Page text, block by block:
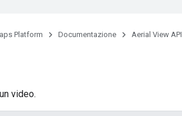
Platform Documentazione Aerial View API
video.